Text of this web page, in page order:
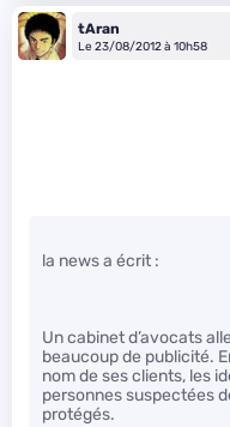
tAran
Le 23/08/2012 à 10h58
la news a écrit :
Un cabinet d’avocats
beaucoup de publicité.
nom de ses clients, les
personnes suspectées
protégés.